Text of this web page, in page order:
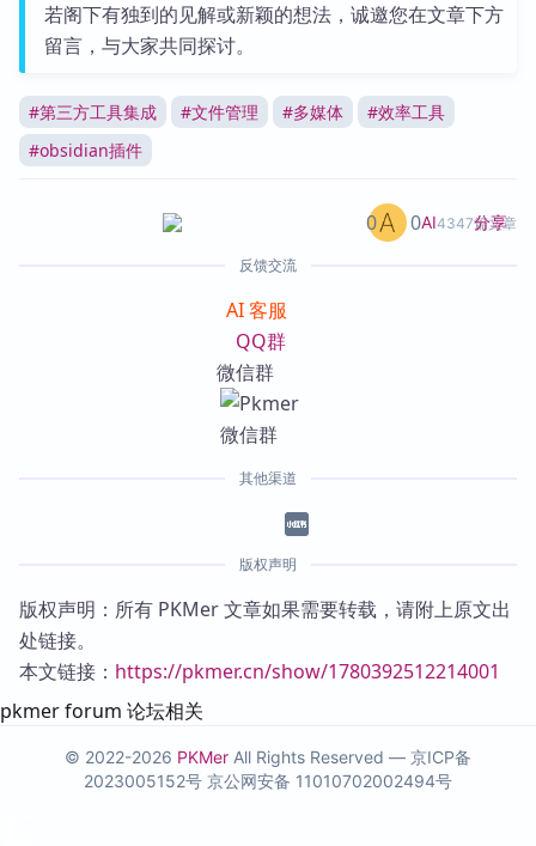
若阁下有独到的见解或新颖的想法，诚邀您在文章下方
留言，与大家共同探讨。
#第三方工具集成 #文件管理 #多媒体 #效率工具
#obsidian插件
AI4347篇文章
0 0 分享
反馈交流
AI 客服
QQ群
微信群
其他渠道
版权声明
版权声明：所有 PKMer 文章如果需要转载，请附上原文出
处链接。
本文链接： https://pkmer.cn/show/1780392512214001
pkmer forum 论坛相关
© 2022-2026 PKMer All Rights Reserved — 京ICP备
2023005152号 京公网安备 11010702002494号